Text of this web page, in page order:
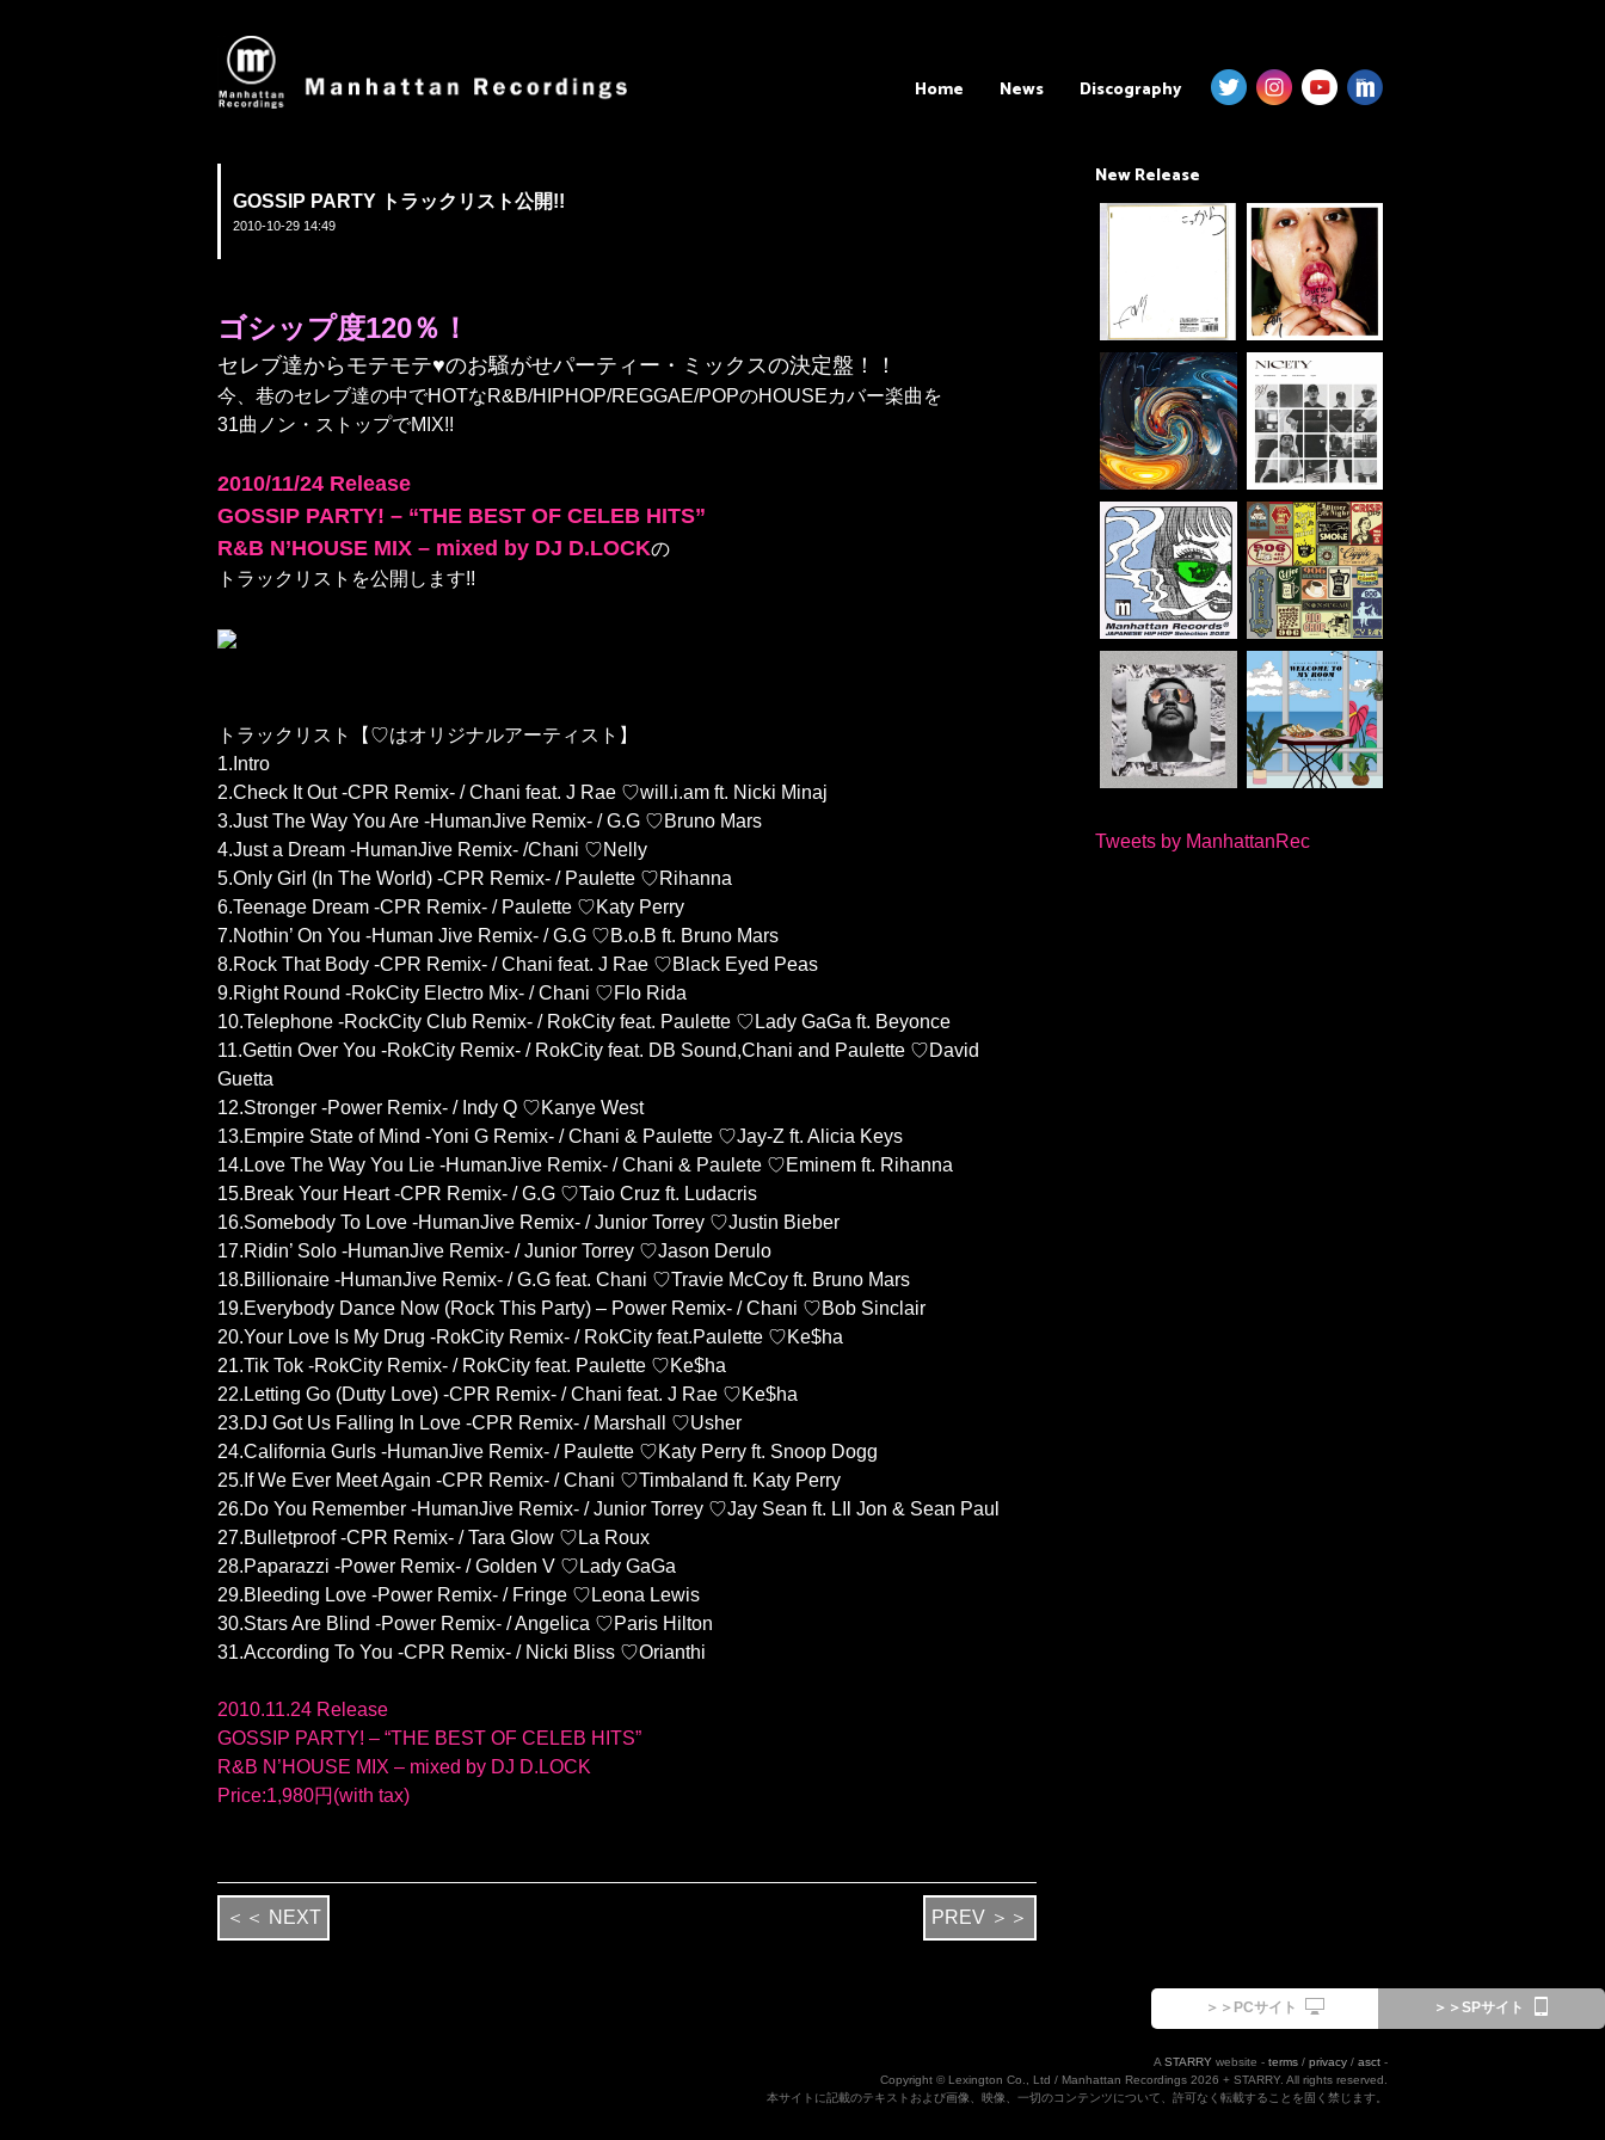
Home News Discography
GOSSIP PARTY トラックリスト公開!!
2010-10-29 14:49
ゴシップ度120％！
セレブ達からモテモテ♥のお騒がせパーティー・ミックスの決定盤！！
今、巷のセレブ達の中でHOTなR&B/HIPHOP/REGGAE/POPのHOUSEカバー楽曲を
31曲ノン・ストップでMIX!!
2010/11/24 Release
GOSSIP PARTY! – “THE BEST OF CELEB HITS”
R&B N’HOUSE MIX – mixed by DJ D.LOCKの
トラックリストを公開します!!
トラックリスト【♡はオリジナルアーティスト】
1.Intro
2.Check It Out -CPR Remix- / Chani feat. J Rae ♡will.i.am ft. Nicki Minaj
3.Just The Way You Are -HumanJive Remix- / G.G ♡Bruno Mars
4.Just a Dream -HumanJive Remix- /Chani ♡Nelly
5.Only Girl (In The World) -CPR Remix- / Paulette ♡Rihanna
6.Teenage Dream -CPR Remix- / Paulette ♡Katy Perry
7.Nothin’ On You -Human Jive Remix- / G.G ♡B.o.B ft. Bruno Mars
8.Rock That Body -CPR Remix- / Chani feat. J Rae ♡Black Eyed Peas
9.Right Round -RokCity Electro Mix- / Chani ♡Flo Rida
10.Telephone -RockCity Club Remix- / RokCity feat. Paulette ♡Lady GaGa ft. Beyonce
11.Gettin Over You -RokCity Remix- / RokCity feat. DB Sound,Chani and Paulette ♡David
Guetta
12.Stronger -Power Remix- / Indy Q ♡Kanye West
13.Empire State of Mind -Yoni G Remix- / Chani & Paulette ♡Jay-Z ft. Alicia Keys
14.Love The Way You Lie -HumanJive Remix- / Chani & Paulete ♡Eminem ft. Rihanna
15.Break Your Heart -CPR Remix- / G.G ♡Taio Cruz ft. Ludacris
16.Somebody To Love -HumanJive Remix- / Junior Torrey ♡Justin Bieber
17.Ridin’ Solo -HumanJive Remix- / Junior Torrey ♡Jason Derulo
18.Billionaire -HumanJive Remix- / G.G feat. Chani ♡Travie McCoy ft. Bruno Mars
19.Everybody Dance Now (Rock This Party) – Power Remix- / Chani ♡Bob Sinclair
20.Your Love Is My Drug -RokCity Remix- / RokCity feat.Paulette ♡Ke$ha
21.Tik Tok -RokCity Remix- / RokCity feat. Paulette ♡Ke$ha
22.Letting Go (Dutty Love) -CPR Remix- / Chani feat. J Rae ♡Ke$ha
23.DJ Got Us Falling In Love -CPR Remix- / Marshall ♡Usher
24.California Gurls -HumanJive Remix- / Paulette ♡Katy Perry ft. Snoop Dogg
25.If We Ever Meet Again -CPR Remix- / Chani ♡Timbaland ft. Katy Perry
26.Do You Remember -HumanJive Remix- / Junior Torrey ♡Jay Sean ft. LIl Jon & Sean Paul
27.Bulletproof -CPR Remix- / Tara Glow ♡La Roux
28.Paparazzi -Power Remix- / Golden V ♡Lady GaGa
29.Bleeding Love -Power Remix- / Fringe ♡Leona Lewis
30.Stars Are Blind -Power Remix- / Angelica ♡Paris Hilton
31.According To You -CPR Remix- / Nicki Bliss ♡Orianthi
2010.11.24 Release
GOSSIP PARTY! – “THE BEST OF CELEB HITS”
R&B N’HOUSE MIX – mixed by DJ D.LOCK
Price:1,980円(with tax)
＜＜ NEXT PREV ＞＞
New Release
Tweets by ManhattanRec
＞＞PCサイト ＞＞SPサイト
A STARRY website - terms / privacy / asct -
Copyright © Lexington Co., Ltd / Manhattan Recordings 2026 + STARRY. All rights reserved.
本サイトに記載のテキストおよび画像、映像、一切のコンテンツについて、許可なく転載することを固く禁じます。